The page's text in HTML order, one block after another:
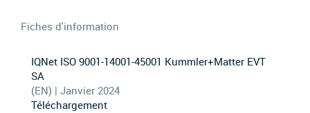
Fiches d'information
IQNet ISO 9001-14001-45001 Kummler+Matter EVT
SA
(EN) | Janvier 2024
Téléchargement